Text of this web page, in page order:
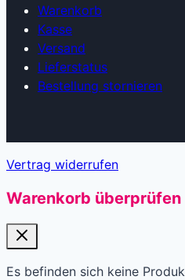
Warenkorb
Kasse
Versand
Lieferstatus
Bestellung stornieren
Vertrag widerrufen
Warenkorb überprüfen
Es befinden sich keine